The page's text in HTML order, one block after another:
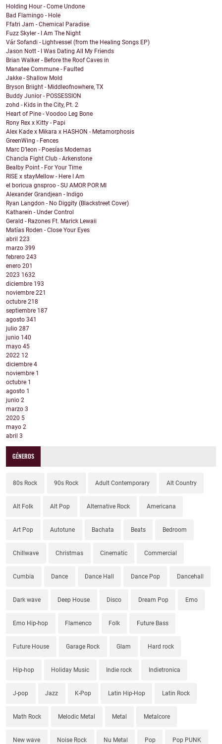
Holding Hour - Come Undone
Bad Flamingo - Hole
Ffatri Jam - Chemical Paradise
Fuzz Skyler - I Am The Night
Vár Sofandi - Lightvessel (from the Healing Songs EP)
Jason Nott - I Was Dating All My Friends
Brian Walker - Before the Roof Caves in
Manatee Commune - Faulted
Jakke - Shallow Mold
Bryson Briight - Middleofnowhere, TX
Buddy Junior - POSSESSION
zohd - Kids in the City, Pt. 2
Heart of Pine - Voodoo Leg Bone
Rony Rex x Kitty - Papi
Alex Kade x Mikara x HASHON - Metamorphosis
GreenWing - Fences
Marc D’leon - Poesías Modernas
Chancla Fight Club - Arkenstone
Bealby Point - For Your Time
RISE x stayMellow - Here I Am
el boricua gnsproo - SU AMOR POR MI
Alexander Grandjean - Indigo
Ryan Langdon - No Diggity (Blackstreet Cover)
Katharein - Under Control
Gerald - Razones Ft. Marick Lewaii
Matías Roden - Close Your Eyes
abril 223
marzo 399
febrero 243
enero 201
2023 1632
diciembre 193
noviembre 221
octubre 218
septiembre 187
agosto 341
julio 287
junio 140
mayo 45
2022 12
diciembre 4
noviembre 1
octubre 1
agosto 1
junio 2
marzo 3
2020 5
mayo 2
abril 3
GÉNEROS
80s Rock 90s Rock Adult Contemporary Alt Country
Alt Folk Alt Pop Alternative Rock Americana
Art Pop Autotune Bachata Beats Bedroom
Chillwave Christmas Cinematic Commercial
Cumbia Dance Dance Hall Dance Pop Dancehall
Dark wave Deep House Disco Dream Pop Emo
Emo Hip-hop Flamenco Folk Future Bass
Future House Garage Rock Glam Hard rock
Hip-hop Holiday Music Indie rock Indietronica
J-pop Jazz K-Pop Latin Hip-Hop Latin Rock
Math Rock Melodic Metal Metal Metalcore
New wave Noise Rock Nu Metal Pop Pop PUNK